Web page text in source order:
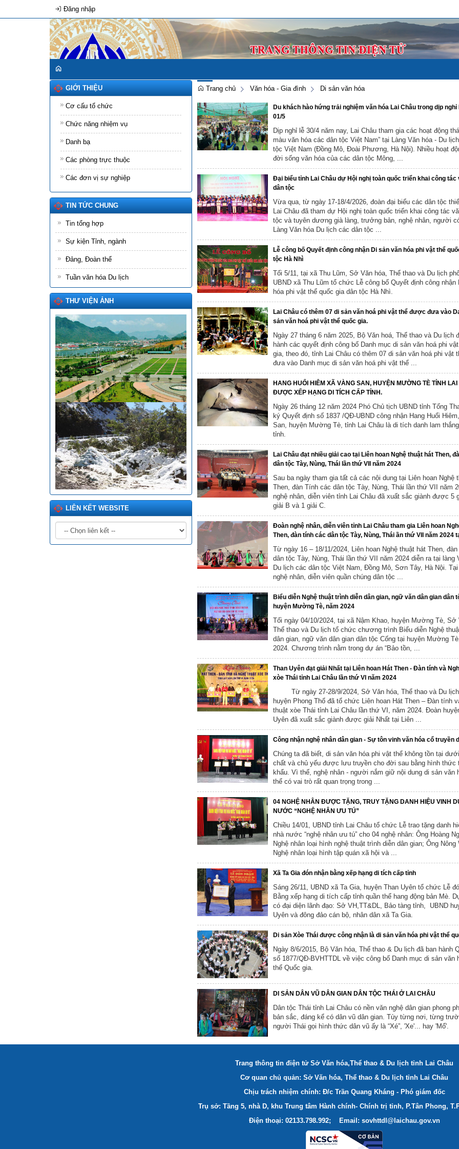
Đăng nhập
GIỚI THIỆU
Cơ cấu tổ chức
Chức năng nhiệm vụ
Danh bạ
Các phòng trực thuộc
Các đơn vị sự nghiệp
TIN TỨC CHUNG
Tin tổng hợp
Sự kiện Tỉnh, ngành
Đảng, Đoàn thể
Tuần văn hóa Du lịch
THƯ VIỆN ẢNH
LIÊN KẾT WEBSITE
Trang chủ Văn hóa - Gia đình Di sản văn hóa
Du khách hào hứng trải nghiệm văn hóa Lai Châu trong dịp nghỉ
01/5
Dịp nghỉ lễ 30/4 năm nay, Lai Châu tham gia các hoạt động
màu văn hóa các dân tộc Việt Nam” tại Làng Văn hóa - Du
tộc Việt Nam (Đồng Mô, Đoài Phương, Hà Nội). Nhiều hoạt
đời sống văn hóa của các dân tộc Mông, ...
Đại biểu tỉnh Lai Châu dự Hội nghị toàn quốc triển khai công tác
dân tộc
Vừa qua, từ ngày 17-18/4/2026, đoàn đại biểu các dân tộc
Lai Châu đã tham dự Hội nghị toàn quốc triển khai công tác
tộc và tuyên dương già làng, trưởng bản, nghệ nhân, người
Làng Văn hóa Du lịch các dân tộc ...
Lễ công bố Quyết định công nhận Di sản văn hóa phi vật thể
tộc Hà Nhì
Tối 5/11, tại xã Thu Lũm, Sở Văn hóa, Thể thao và Du lịch
UBND xã Thu Lũm tổ chức Lễ công bố Quyết định công nhận
hóa phi vật thể quốc gia dân tộc Hà Nhì.
Lai Châu có thêm 07 di sản văn hoá phi vật thể được đưa vào
sản văn hoá phi vật thể quốc gia.
Ngày 27 tháng 6 năm 2025, Bộ Văn hoá, Thể thao và Du lịch
hành các quyết định công bố Danh mục di sản văn hoá phi
gia, theo đó, tỉnh Lai Châu có thêm 07 di sản văn hoá phi vật
đưa vào Danh mục di sản văn hoá phi vật thể ...
HANG HUỔI HIÊM XÃ VÀNG SAN, HUYỆN MƯỜNG TÈ TỈNH
ĐƯỢC XẾP HẠNG DI TÍCH CẤP TỈNH.
Ngày 26 tháng 12 năm 2024 Phó Chủ tịch UBND tỉnh Tống
ký Quyết định số 1837 /QĐ-UBND công nhận Hang Huổi
San, huyện Mường Tè, tỉnh Lai Châu là di tích danh lam
tỉnh.
Lai Châu đạt nhiều giải cao tại Liên hoan Nghệ thuật hát Then,
dân tộc Tày, Nùng, Thái lần thứ VII năm 2024
Sau ba ngày tham gia tất cả các nội dung tại Liên hoan Nghệ
Then, đàn Tính các dân tộc Tày, Nùng, Thái lần thứ VII năm
nghệ nhân, diễn viên tỉnh Lai Châu đã xuất sắc giành được 5
giải B và 1 giải C.
Đoàn nghệ nhân, diễn viên tỉnh Lai Châu tham gia Liên hoan
Then, đàn tính các dân tộc Tày, Nùng, Thái ần thứ VII năm 2024
Từ ngày 16 – 18/11/2024, Liên hoan Nghệ thuật hát Then,
dân tộc Tày, Nùng, Thái lần thứ VII năm 2024 diễn ra tại làng
Du lịch các dân tộc Việt Nam, Đồng Mô, Sơn Tây, Hà Nội.
nghệ nhân, diễn viên quần chúng dân tộc ...
Biểu diễn Nghệ thuật trình diễn dân gian, ngữ văn dân gian dân
huyện Mường Tè, năm 2024
Tối ngày 04/10/2024, tại xã Nậm Khao, huyện Mường Tè, Sở
Thể thao và Du lịch tổ chức chương trình Biểu diễn Nghệ
dân gian, ngữ văn dân gian dân tộc Cống tại huyện Mường
2024. Chương trình nằm trong dự án “Bảo tồn, ...
Than Uyên đạt giải Nhất tại Liên hoan Hát Then - Đàn tính và
xòe Thái tỉnh Lai Châu lần thứ VI năm 2024
Từ ngày 27-28/9/2024, Sở Văn hóa, Thể thao và Du lịch
huyện Phong Thổ đã tổ chức Liên hoan Hát Then – Đàn tính
thuật xòe Thái tỉnh Lai Châu lần thứ VI, năm 2024. Đoàn
Uyên đã xuất sắc giành được giải Nhất tại Liên ...
Công nhận nghệ nhân dân gian - Sự tôn vinh văn hóa cổ truyền
Chúng ta đã biết, di sản văn hóa phi vật thể không tồn tại
chất và chủ yếu được lưu truyền cho đời sau bằng hình thức
khẩu. Vì thế, nghệ nhân - người nắm giữ nội dung di sản văn
thể có vai trò rất quan trọng trong ...
04 NGHỆ NHÂN ĐƯỢC TẶNG, TRUY TẶNG DANH HIỆU VINH
NƯỚC “NGHỆ NHÂN ƯU TÚ”
Chiều 14/01, UBND tỉnh Lai Châu tổ chức Lễ trao tặng danh
nhà nước “nghệ nhân ưu tú” cho 04 nghệ nhân: Ông Hoàng
Nghệ nhân loại hình nghệ thuật trình diễn dân gian; Ông Nông
Nghệ nhân loại hình tập quán xã hội và ...
Xã Ta Gia đón nhận bằng xếp hạng di tích cấp tỉnh
Sáng 26/11, UBND xã Ta Gia, huyện Than Uyên tổ chức Lễ
Bằng xếp hạng di tích cấp tỉnh quần thể hang động bản Mè.
có đại diện lãnh đạo: Sở VH,TT&DL, Bảo tàng tỉnh, UBND
Uyên và đông đảo cán bộ, nhân dân xã Ta Gia.
Di sản Xòe Thái được công nhận là di sản văn hóa phi vật thể
Ngày 8/6/2015, Bộ Văn hóa, Thể thao & Du lịch đã ban hành
số 1877/QĐ-BVHTTDL về việc công bố Danh mục di sản văn
thể Quốc gia.
DI SẢN DÂN VŨ DÂN GIAN DÂN TỘC THÁI Ở LAI CHÂU
Dân tộc Thái tỉnh Lai Châu có nền văn nghệ dân gian phong
bản sắc, đáng kể có dân vũ dân gian. Tùy từng nơi, từng
người Thái gọi hình thức dân vũ ấy là “Xé”, 'Xe'... hay 'Mổ'.
Trang thông tin điện tử Sở Văn hóa,Thể thao & Du lịch tỉnh Lai Châu
Cơ quan chủ quản: Sở Văn hóa, Thể thao & Du lịch tỉnh Lai Châu
Chịu trách nhiệm chính: Đ/c Trần Quang Kháng - Phó giám đốc
Trụ sở: Tầng 5, nhà D, khu Trung tâm Hành chính- Chính trị tỉnh, P.Tân Phong,
Điện thoại: 02133.798.992; Email: sovhttdl@laichau.gov.vn